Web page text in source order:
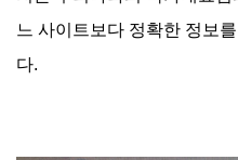
느 사이트보다 정확한 정보
다.